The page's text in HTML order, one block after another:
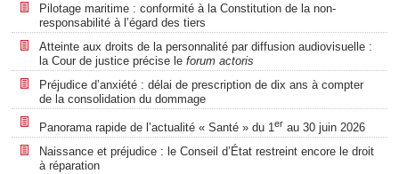
Pilotage maritime : conformité à la Constitution de la non-
responsabilité à l’égard des tiers
Atteinte aux droits de la personnalité par diffusion audiovisuelle :
la Cour de justice précise le forum actoris
Préjudice d’anxiété : délai de prescription de dix ans à compter
de la consolidation du dommage
Panorama rapide de l’actualité « Santé » du 1er au 30 juin 2026
Naissance et préjudice : le Conseil d’État restreint encore le droit
à réparation